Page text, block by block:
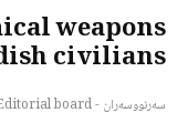
weapons
civilians
سەرنووسەران - Editorial board